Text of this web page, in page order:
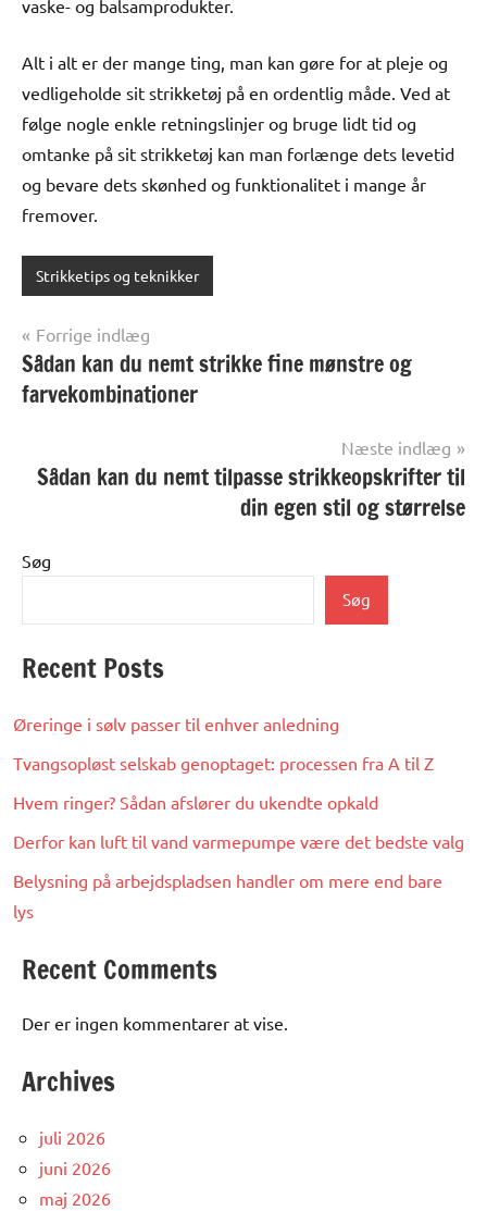
vaske- og balsamprodukter.
Alt i alt er der mange ting, man kan gøre for at pleje og
vedligeholde sit strikketøj på en ordentlig måde. Ved at
følge nogle enkle retningslinjer og bruge lidt tid og
omtanke på sit strikketøj kan man forlænge dets levetid
og bevare dets skønhed og funktionalitet i mange år
fremover.
Strikketips og teknikker
Indlægsnavigation
Forrige indlæg
Sådan kan du nemt strikke fine mønstre og
farvekombinationer
Næste indlæg
Sådan kan du nemt tilpasse strikkeopskrifter til
din egen stil og størrelse
Søg
Søg
Recent Posts
Øreringe i sølv passer til enhver anledning
Tvangsopløst selskab genoptaget: processen fra A til Z
Hvem ringer? Sådan afslører du ukendte opkald
Derfor kan luft til vand varmepumpe være det bedste valg
Belysning på arbejdspladsen handler om mere end bare
lys
Recent Comments
Der er ingen kommentarer at vise.
Archives
juli 2026
juni 2026
maj 2026